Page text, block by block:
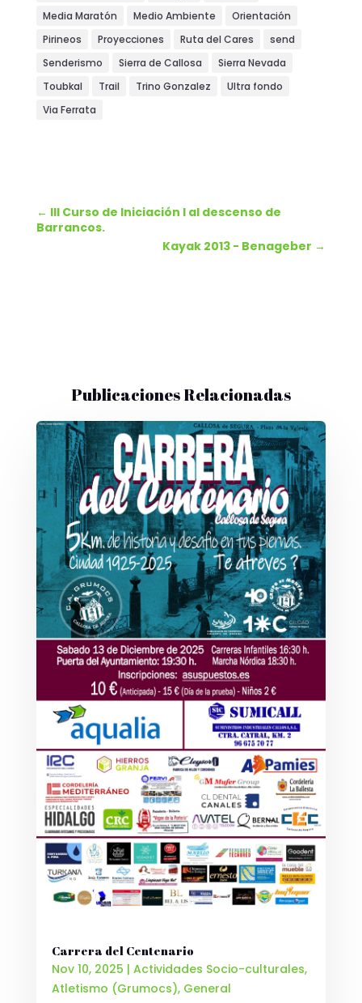
Media Maratón
Medio Ambiente
Orientación
Pirineos
Proyecciones Ruta del Cares
send
Senderismo
Sierra de Callosa
Sierra Nevada
Toubkal
Trail Trino Gonzalez
Ultra fondo
Via Ferrata
← III Curso de Iniciación I al descenso de
Barrancos.
Kayak 2013 - Benageber →
Publicaciones Relacionadas
Carrera del Centenario
Nov 10, 2025 | Actividades Socio-culturales,
Atletismo (Grumocs), General